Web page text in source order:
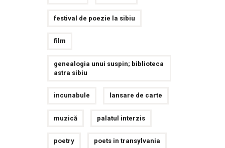
festival de poezie la sibiu
film
genealogia unui suspin; biblioteca
astra sibiu
incunabule lansare de carte
muzică palatul interzis
poetry poets in transylvania